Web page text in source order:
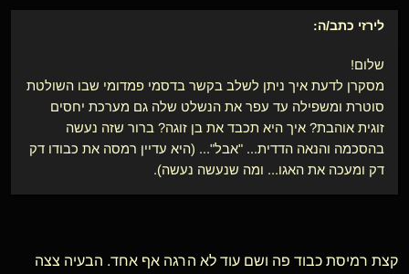
לירזי כתב/ה:
שלום!
מסקרן לדעת איך ניתן לשלב בקשר בדסמי פמדומי שבו השולטת
סוטרת ומשפילה עד עפר את הנשלט שלה גם מערכת יחסים
זוגית אוהבת? איך היא תכבד את בן זוגה? ברור שזה נעשה
בהסכמה והנאה הדדית... "אבל"... (היא עדיין רמסה את כבודו דק
דק ומעכה את האגו... ומה שנעשה נעשה).
קצת רמיסת כבוד פה ושם עוד לא הרגה אף אחד. הבעיה צצה